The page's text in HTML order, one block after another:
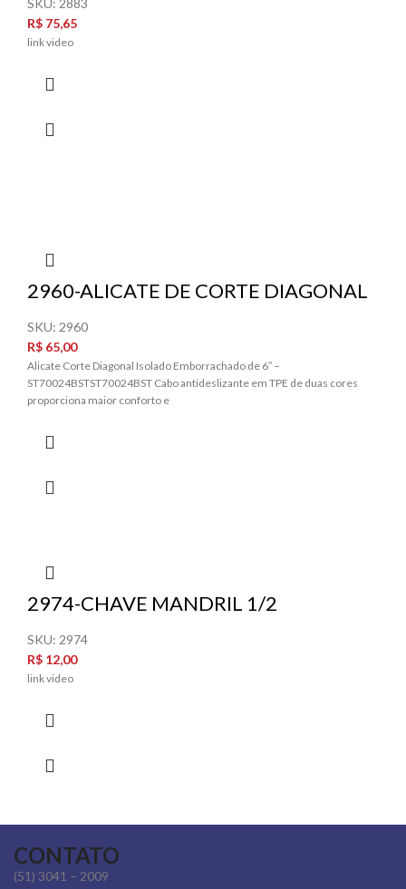
SKU: 2883
R$ 75,65
link video
2960-ALICATE DE CORTE DIAGONAL
SKU: 2960
R$ 65,00
Alicate Corte Diagonal Isolado Emborrachado de 6″ –
ST70024BSTST70024BST Cabo antideslizante em TPE de duas cores
proporciona maior conforto e
2974-CHAVE MANDRIL 1/2
SKU: 2974
R$ 12,00
link video
CONTATO
(51) 3041 – 2009